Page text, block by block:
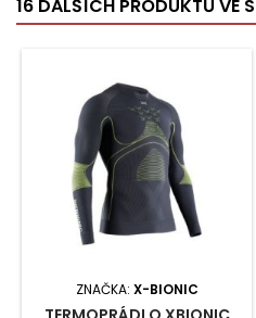
16 DALŠÍCH PRODUKTŮ VE
ZNAČKA: X-BIONIC